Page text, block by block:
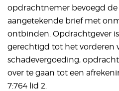
opdrachtnemer bevoegd
aangetekende brief met
ontbinden. Opdrachtgever
gerechtigd tot het vorderen
schadevergoeding,
over te gaan tot een
7:764 lid 2.